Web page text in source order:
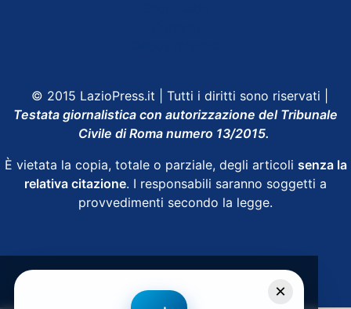
© 2015 LazioPress.it | Tutti i diritti sono riservati |
Testata giornalistica con autorizzazione del Tribunale
Civile di Roma numero 13/2015.
È vietata la copia, totale o parziale, degli articoli senza la
relativa citazione. I responsabili saranno soggetti a
provvedimenti secondo la legge.
×